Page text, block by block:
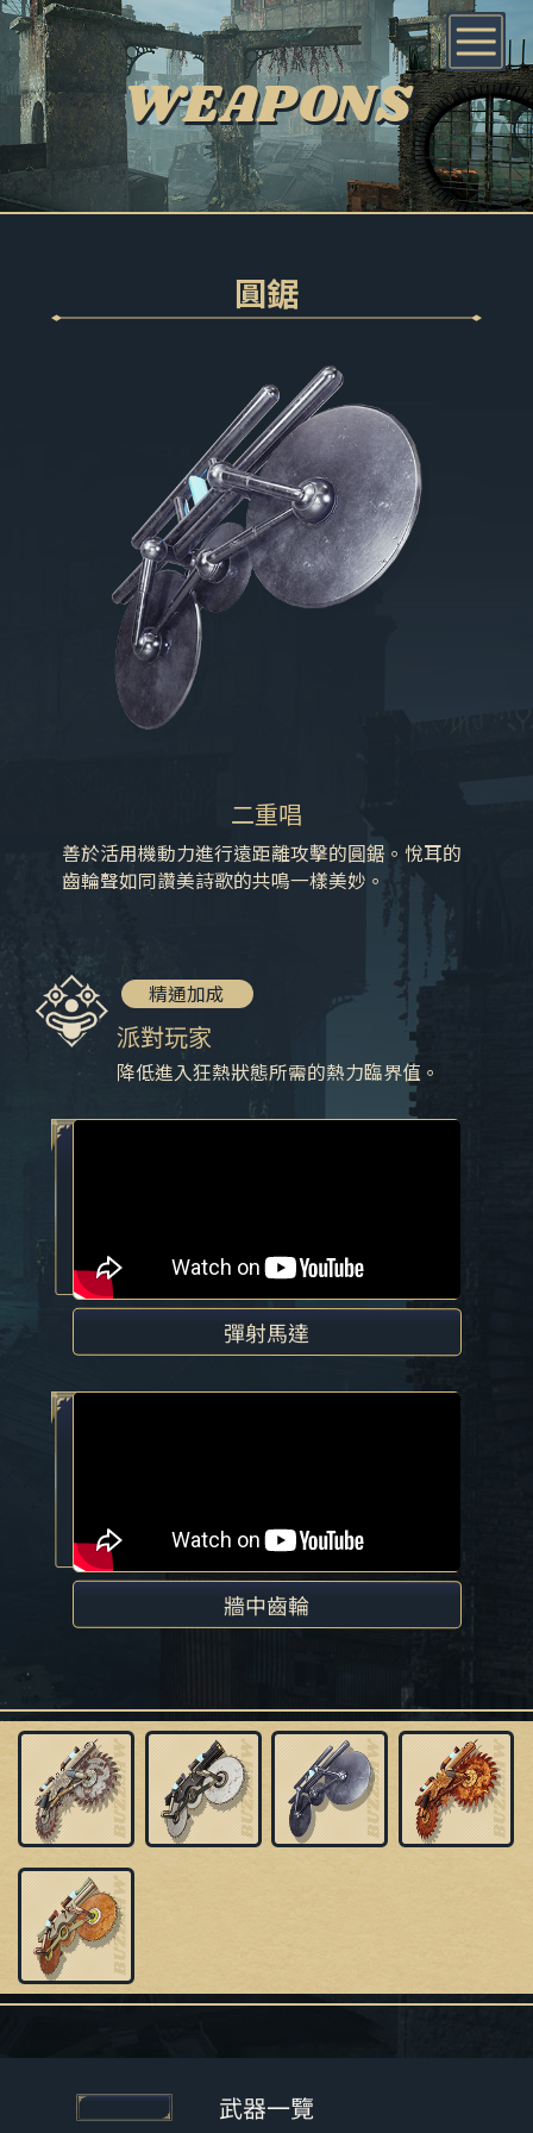
WEAPONS
圓鋸
二重唱
善於活用機動力進行遠距離攻擊的圓鋸。悅耳的
齒輪聲如同讚美詩歌的共鳴一樣美妙。
精通加成
派對玩家
降低進入狂熱狀態所需的熱力臨界值。
彈射馬達
牆中齒輪
武器一覽